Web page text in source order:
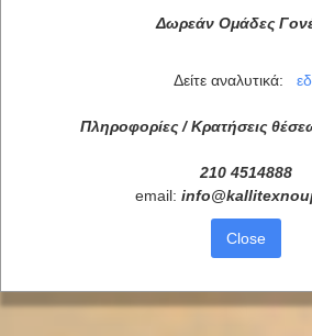
Δωρεάν Ομάδες
Δείτε αναλυτικά:
Πληροφορίες / Κρατήσεις
210 4514888
email: info@
Close